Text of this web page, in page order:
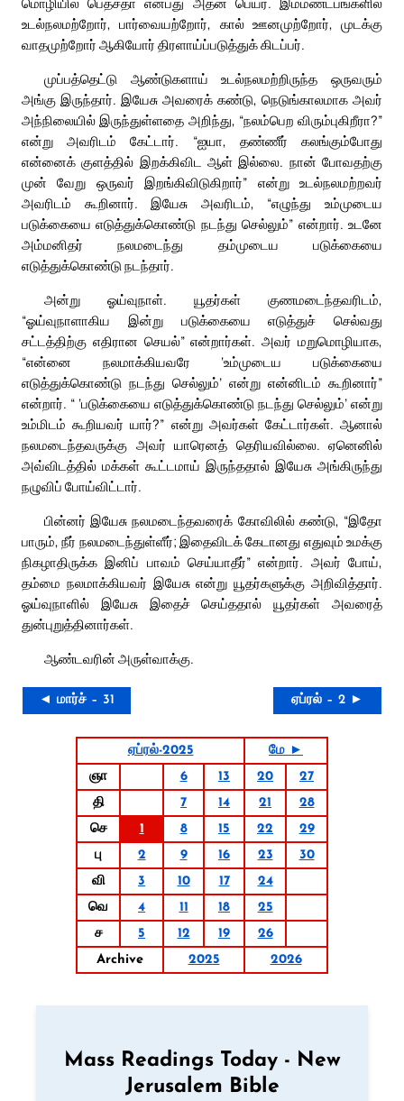
உடல்நலமற்றோர், பார்வையற்றோர், கால் ஊனமுற்றோர், முடக்கு
வாதமுற்றோர் ஆகியோர் திரளாய்ப்படுத்துக் கிடப்பர்.
முப்பத்தெட்டு ஆண்டுகளாய் உடல்நலமற்றிருந்த ஒருவரும்
அங்கு இருந்தார். இயேசு அவரைக் கண்டு, நெடுங்காலமாக அவர்
அந்நிலையில் இருந்துள்ளதை அறிந்து, “நலம்பெற விரும்புகிறீரா?”
என்று அவரிடம் கேட்டார். “ஐயா, தண்ணீர் கலங்கும்போது
என்னைக் குளத்தில் இறக்கிவிட ஆள் இல்லை. நான் போவதற்கு
முன் வேறு ஒருவர் இறங்கிவிடுகிறார்” என்று உடல்நலமற்றவர்
அவரிடம் கூறினார். இயேசு அவரிடம், “எழுந்து உம்முடைய
படுக்கையை எடுத்துக்கொண்டு நடந்து செல்லும்” என்றார். உடனே
அம்மனிதர் நலமடைந்து தம்முடைய படுக்கையை
எடுத்துக்கொண்டு நடந்தார்.
அன்று ஓய்வுநாள். யூதர்கள் குணமடைந்தவரிடம்,
“ஓய்வுநாளாகிய இன்று படுக்கையை எடுத்துச் செல்வது
சட்டத்திற்கு எதிரான செயல்” என்றார்கள். அவர் மறுமொழியாக,
“என்னை நலமாக்கியவரே ‘உம்முடைய படுக்கையை
எடுத்துக்கொண்டு நடந்து செல்லும்’ என்று என்னிடம் கூறினார்”
என்றார். “ ‘படுக்கையை எடுத்துக்கொண்டு நடந்து செல்லும்’ என்று
உம்மிடம் கூறியவர் யார்?” என்று அவர்கள் கேட்டார்கள். ஆனால்
நலமடைந்தவருக்கு அவர் யாரெனத் தெரியவில்லை. ஏனெனில்
அவ்விடத்தில் மக்கள் கூட்டமாய் இருந்ததால் இயேசு அங்கிருந்து
நழுவிப் போய்விட்டார்.
பின்னர் இயேசு நலமடைந்தவரைக் கோவிலில் கண்டு, “இதோ
பாரும், நீர் நலமடைந்துள்ளீர்; இதைவிடக் கேடானது எதுவும் உமக்கு
நிகழாதிருக்க இனிப் பாவம் செய்யாதீர்” என்றார். அவர் போய்,
தம்மை நலமாக்கியவர் இயேசு என்று யூதர்களுக்கு அறிவித்தார்.
ஓய்வுநாளில் இயேசு இதைச் செய்ததால் யூதர்கள் அவரைத்
துன்புறுத்தினார்கள்.
ஆண்டவரின் அருள்வாக்கு.
◄ மார்ச் – 31 ஏப்ரல் – 2 ►
ஏப்ரல்-2025
மே ►
ஞா
6 13 20
27
தி
7 14 21
28
செ
1 8 15 22
29
பு
2 9 16 23
30
வி
3 10 17
24
வெ
4 11 18
25
ச
5 12 19
26
Archive
2025 2026
Mass Readings Today - New
Jerusalem Bible